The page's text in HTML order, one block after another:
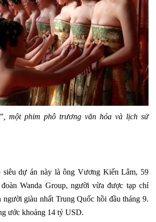
một phim phô trương văn hóa và lịch sử
siêu dự án này là ông Vương Kiến Lâm, 59
Wanda Group, người vừa được tạp chí
người giàu nhất Trung Quốc hồi đầu tháng 9.
ước khoảng 14 tỷ USD.